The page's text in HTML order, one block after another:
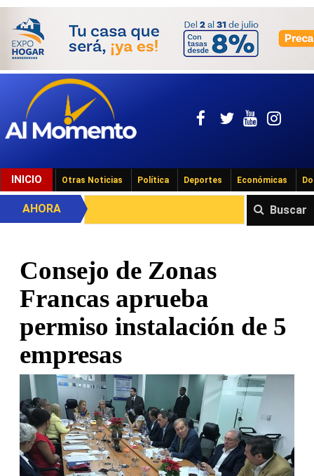
INICIO Otras Noticias Política Deportes Económicas
Buscar
AHORA
Consejo de Zonas
Francas aprueba
permiso instalación de 5
empresas